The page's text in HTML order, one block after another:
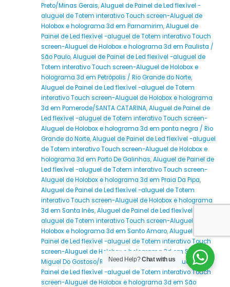
Preto/Minas Gerais,Aluguel de Painel de Led flexível -
aluguel de Totem interativo Touch screen-Aluguel de
Holobox e holograma 3d em Parnamirim,Aluguel de
Painel de Led flexível -aluguel de Totem interativo Touch
screen-Aluguel de Holobox e holograma 3d em Paulista /
São Paulo,Aluguel de Painel de Led flexível -aluguel de
Totem interativo Touch screen-Aluguel de Holobox e
holograma 3d em Petrópolis / Rio Grande do Norte,
Aluguel de Painel de Led flexível -aluguel de Totem
interativo Touch screen-Aluguel de Holobox e holograma
3d em Pomerode/SANTA CATARINA,Aluguel de Painel de
Led flexível -aluguel de Totem interativo Touch screen-
Aluguel de Holobox e holograma 3d em ponta negra / Rio
Grande do Norte,Aluguel de Painel de Led flexível -aluguel
de Totem interativo Touch screen-Aluguel de Holobox e
holograma 3d em Porto De Galinhas,Aluguel de Painel de
Led flexível -aluguel de Totem interativo Touch screen-
Aluguel de Holobox e holograma 3d em Praia Da Pipa,
Aluguel de Painel de Led flexível -aluguel de Totem
interativo Touch screen-Aluguel de Holobox e holograma
3d em Santa Inês,Aluguel de Painel de Led flexível -
aluguel de Totem interativo Touch screen-Aluguel de
Holobox e holograma 3d em Santo Amaro,Aluguel de
Painel de Led flexível -aluguel de Totem interativo Touch
screen-Aluguel de Holobox e holograma 3d em São
Miguel Do Gostoso/RIO GRANDE DO NORTE,Aluguel de
Painel de Led flexível -aluguel de Totem interativo Touch
screen-Aluguel de Holobox e holograma 3d em São
Need Help?Chat with us